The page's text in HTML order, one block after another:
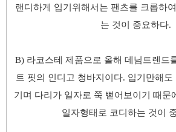
랜디하게 입기위해서는 팬츠를 크롭하
는 것이 중요하다.
B) 라코스테 제품으로 올해 데님트렌드
트 핏의 인디고 청바지이다. 입기만해
기며 다리가 일자로 쭉 뻗어보이기 때문
일자형태로 코디하는 것이